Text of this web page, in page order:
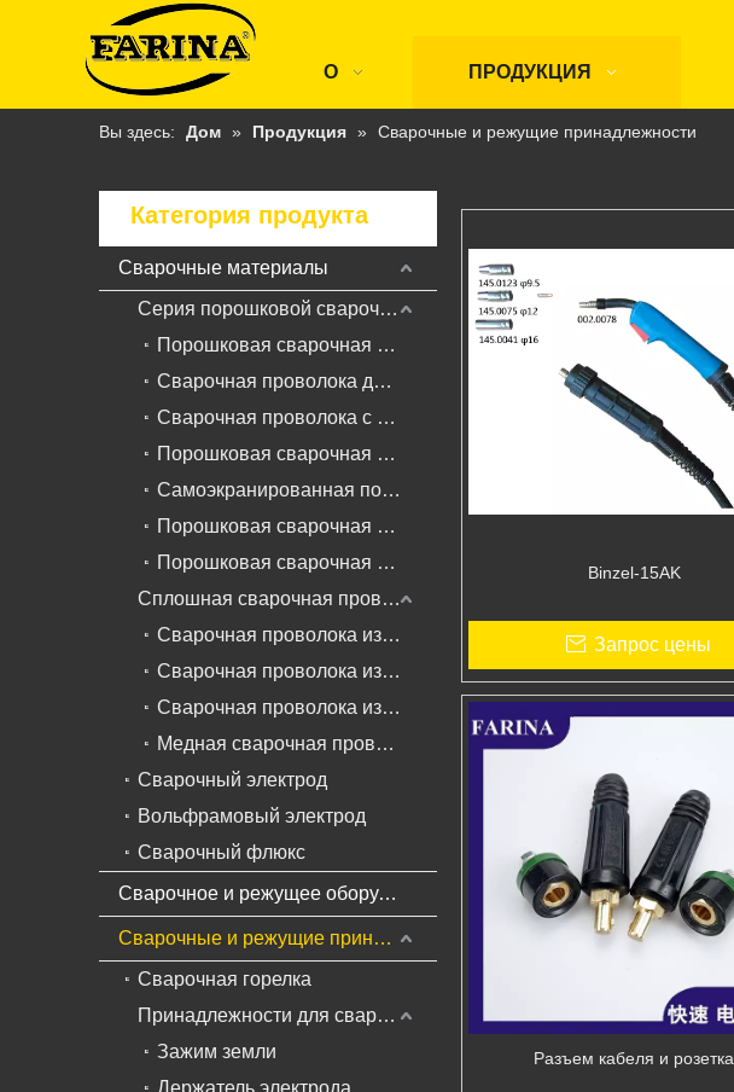
О ПРОДУКЦИЯ
Вы здесь: Дом » Продукция » Сварочные и режущие принадлежности
Категория продукта
Сварочные материалы
Серия порошковой сварочной проволоки
Порошковая сварочная проволока для углеродистой и низколегированной стали
Сварочная проволока для порошковой сварки в среде защитных газов для наплавки
Сварочная проволока с твердосплавной сваркой для сварки под флюсом
Порошковая сварочная проволока с металлическим сердечником
Самоэкранированная порошковая сварочная проволока для наплавки
Порошковая сварочная проволока из нержавеющей стали
Порошковая сварочная проволока для жаропрочной стали
Сплошная сварочная проволока
Сварочная проволока из низкоуглеродистой стали
Сварочная проволока из нержавеющей стали
Сварочная проволока из алюминиевого сплава
Медная сварочная проволока
Сварочный электрод
Вольфрамовый электрод
Сварочный флюкс
Сварочное и режущее оборудование
Сварочные и режущие принадлежности
Сварочная горелка
Принадлежности для сварки и резки
Зажим земли
Держатель электрода
Binzel-15AK
Запрос цены
Разъем кабеля и розетка